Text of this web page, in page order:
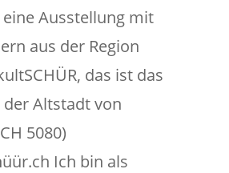
eine Ausstellung mit
aus der Region
das ist das
der Altstadt von
5080)
Ich bin als